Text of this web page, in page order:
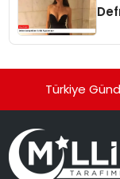
Türkiye